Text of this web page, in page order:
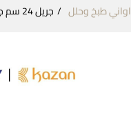
اواني طبخ وحلل جريل 24 سم جرانيت 4 مم Kazan / Viola